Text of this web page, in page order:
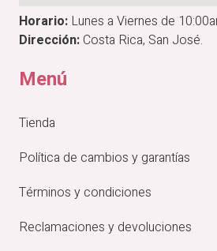
Horario: Lunes a Viernes de
Dirección:Costa Rica, San José.
Menú
Tienda
Política de cambios y garantías
Términos y condiciones
Reclamaciones y devoluciones